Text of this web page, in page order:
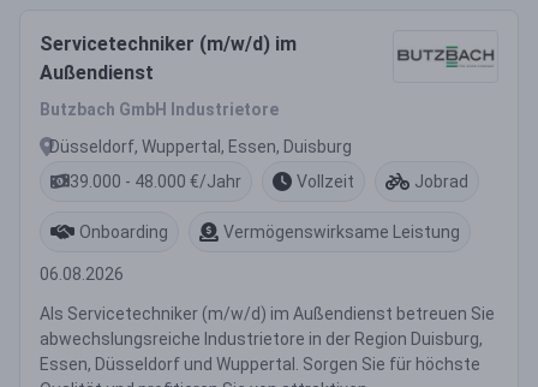
Servicetechniker (m/w/d) im
Außendienst
Butzbach GmbH Industrietore
Düsseldorf, Wuppertal, Essen, Duisburg
39.000 - 48.000 €/Jahr
Vollzeit Jobrad
Onboarding Vermögenswirksame Leistung
06.08.2026
Als Servicetechniker (m/w/d) im Außendienst betreuen Sie
abwechslungsreiche Industrietore in der Region Duisburg,
Essen, Düsseldorf und Wuppertal. Sorgen Sie für höchste